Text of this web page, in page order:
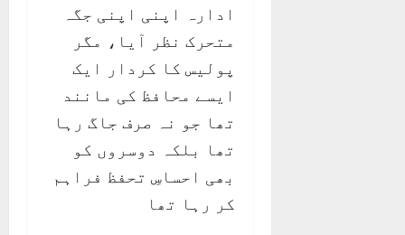
ادارہ اپنی اپنی جگہ
متحرک نظر آیا، مگر
پولیس کا کردار ایک
ایسے محافظ کی مانند
تھا جو نہ صرف جاگ رہا
تھا بلکہ دوسروں کو
بھی احساسِ تحفظ فراہم
کر رہا تھا